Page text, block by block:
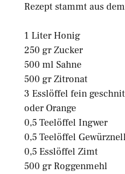
Rezept stammt aus
1 Liter Honig
250 gr Zucker
500 ml Sahne
500 gr Zitronat
3 Esslöffel fein
oder Orange
0,5 Teelöffel Ingwer
0,5 Teelöffel
0,5 Esslöffel Zimt
500 gr Roggenmehl